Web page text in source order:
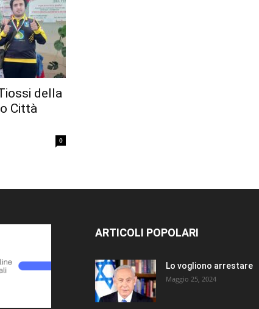
della
Città
0
ARTICOLI POPOLARI
Lo vogliono arrestare
Maggio 25, 2024